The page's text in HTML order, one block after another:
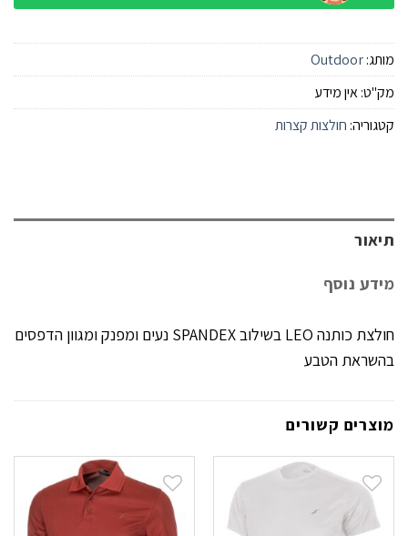
מותג:Outdoor
מק"ט:אין מידע
קטגוריה: חולצות קצרות
תיאור
מידע נוסף
חולצת כותנה LEO בשילוב SPANDEX נעים ומפנק ומגוון הדפסים
בהשראת הטבע
מוצרים קשורים